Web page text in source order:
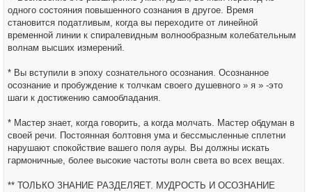
одного состояния повышенного сознания в другое. Время
становится податливым, когда вы переходите от линейной
временной линии к спиралевидным волнообразным колебательным
волнам высших измерений.
* Вы вступили в эпоху сознательного осознания. Осознанное
осознание и пробуждение к толчкам своего душевного » я » -это
шаги к достижению самообладания.
* Мастер знает, когда говорить, а когда молчать. Мастер обдуман в
своей речи. Постоянная болтовня ума и бессмысленные сплетни
нарушают спокойствие вашего поля ауры. Вы должны искать
гармоничные, более высокие частоты волн света во всех вещах.
** ТОЛЬКО ЗНАНИЕ РАЗДЕЛЯЕТ. МУДРОСТЬ И ОСОЗНАНИЕ